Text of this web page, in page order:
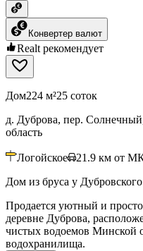
Конвертер валют
Realt рекомендует
Дом224 м²25 соток
д. Дуброва, пер.
область
Логойское 21.9 км от
Дом из бруса у
Продается уютный и
деревне Дуброва,
чистых водоемов Минской
водохранилища.